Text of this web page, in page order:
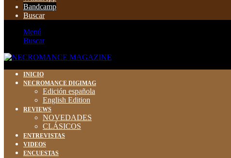
Bandcamp
Buscar
Menú
Buscar
INICIO
NECROMANCE DIGIMAG
Edición española
English Edition
REVIEWS
NOVEDADES
CLÁSICOS
ENTREVISTAS
VIDEOS
ENCUESTAS